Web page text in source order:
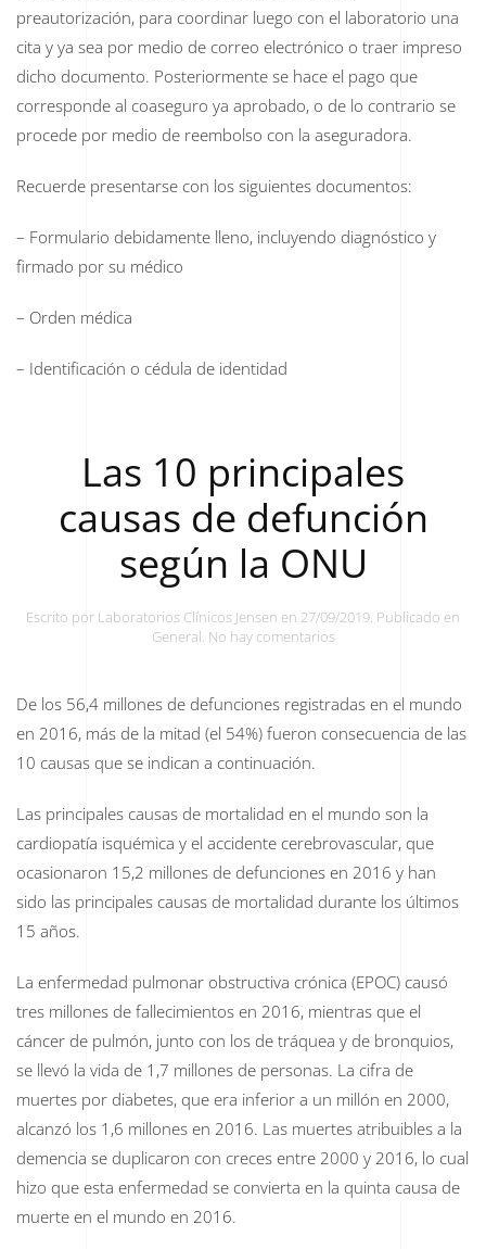
preautorización, para coordinar luego con el laboratorio una
cita y ya sea por medio de correo electrónico o traer impreso
dicho documento. Posteriormente se hace el pago que
corresponde al coaseguro ya aprobado, o de lo contrario se
procede por medio de reembolso con la aseguradora.
Recuerde presentarse con los siguientes documentos:
– Formulario debidamente lleno, incluyendo diagnóstico y
firmado por su médico
– Orden médica
– Identificación o cédula de identidad
Las 10 principales
causas de defunción
según la ONU
Escrito por Laboratorios Clínicos Jensen en 27/09/2019. Publicado en
General. No hay comentariosen
principales
causas
de
ONU
De los 56,4 millones de defunciones registradas en el mundo
en 2016, más de la mitad (el 54%) fueron consecuencia de las
10 causas que se indican a continuación.
Las principales causas de mortalidad en el mundo son la
cardiopatía isquémica y el accidente cerebrovascular, que
ocasionaron 15,2 millones de defunciones en 2016 y han
sido las principales causas de mortalidad durante los últimos
15 años.
La enfermedad pulmonar obstructiva crónica (EPOC) causó
tres millones de fallecimientos en 2016, mientras que el
cáncer de pulmón, junto con los de tráquea y de bronquios,
se llevó la vida de 1,7 millones de personas. La cifra de
muertes por diabetes, que era inferior a un millón en 2000,
alcanzó los 1,6 millones en 2016. Las muertes atribuibles a la
demencia se duplicaron con creces entre 2000 y 2016, lo cual
hizo que esta enfermedad se convierta en la quinta causa de
muerte en el mundo en 2016.